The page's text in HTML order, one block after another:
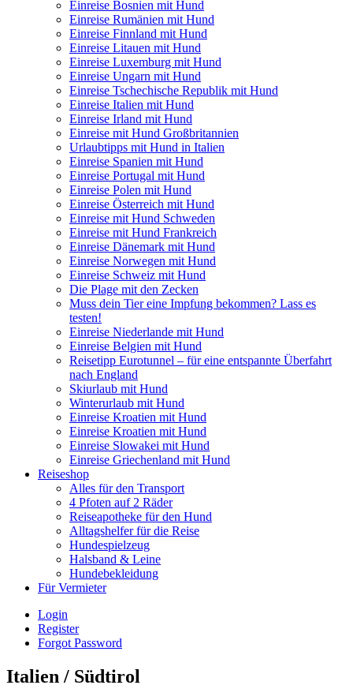
Einreise Bosnien mit Hund
Einreise Rumänien mit Hund
Einreise Finnland mit Hund
Einreise Litauen mit Hund
Einreise Luxemburg mit Hund
Einreise Ungarn mit Hund
Einreise Tschechische Republik mit Hund
Einreise Italien mit Hund
Einreise Irland mit Hund
Einreise mit Hund Großbritannien
Urlaubtipps mit Hund in Italien
Einreise Spanien mit Hund
Einreise Portugal mit Hund
Einreise Polen mit Hund
Einreise Österreich mit Hund
Einreise mit Hund Schweden
Einreise mit Hund Frankreich
Einreise Dänemark mit Hund
Einreise Norwegen mit Hund
Einreise Schweiz mit Hund
Die Plage mit den Zecken
Muss dein Tier eine Impfung bekommen? Lass es
testen!
Einreise Niederlande mit Hund
Einreise Belgien mit Hund
Reisetipp Eurotunnel – für eine entspannte Überfahrt
nach England
Skiurlaub mit Hund
Winterurlaub mit Hund
Einreise Kroatien mit Hund
Einreise Kroatien mit Hund
Einreise Slowakei mit Hund
Einreise Griechenland mit Hund
Reiseshop
Alles für den Transport
4 Pfoten auf 2 Räder
Reiseapotheke für den Hund
Alltagshelfer für die Reise
Hundespielzeug
Halsband & Leine
Hundebekleidung
Für Vermieter
Login
Register
Forgot Password
Italien / Südtirol